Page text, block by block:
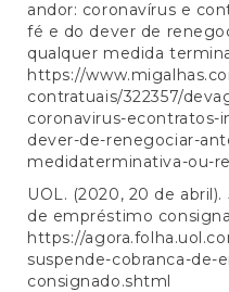
andor: coronavírus e
fé e do dever de
qualquer medida
https://
contratuais/322357/
coronavirus-econtratos-
dever-de-renegociar-
medidaterminativa-ou-
UOL. (2020, 20 de
de empréstimo
https://
suspende-cobranca-de-
consignado.shtml